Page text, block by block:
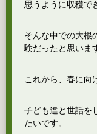
思うように収穫で
そんな中での大根
験だったと思いま
これから、春に向
子ども達と世話を
たいです。